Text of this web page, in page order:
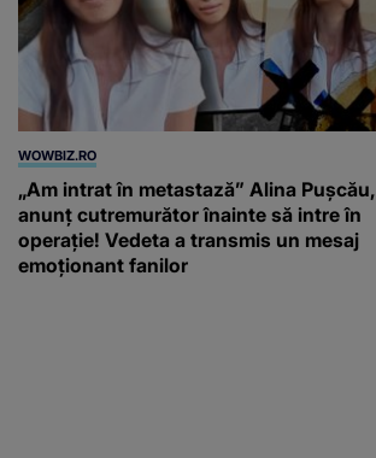
WOWBIZ.RO
„Am intrat în metastază” Alina Pușcău,
anunț cutremurător înainte să intre în
operație! Vedeta a transmis un mesaj
emoționant fanilor